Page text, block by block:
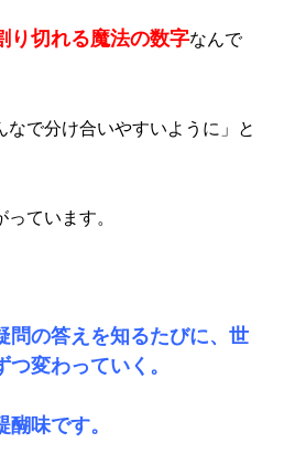
り切れる魔法の数字なんで
なで分け合いやすいように」と
ています。
問の答えを知るたびに、世
変わっていく。
味です。